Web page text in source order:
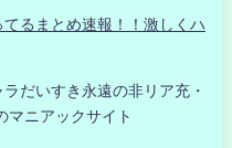
るまとめ速報！！激しくハ
だいすき永遠の非リア充・
マニアックサイト